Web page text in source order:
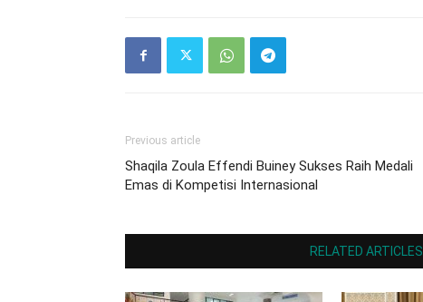
Previous article
Shaqila Zoula Effendi Buiney Sukses Raih Medali
Emas di Kompetisi Internasional
RELATED ARTICLES